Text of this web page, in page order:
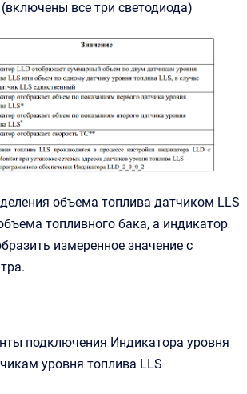
все три светодиода)
объема топлива датчиком LLS
топливного бака, а индикатор
измеренное значение с
подключения Индикатора уровня
уровня топлива LLS